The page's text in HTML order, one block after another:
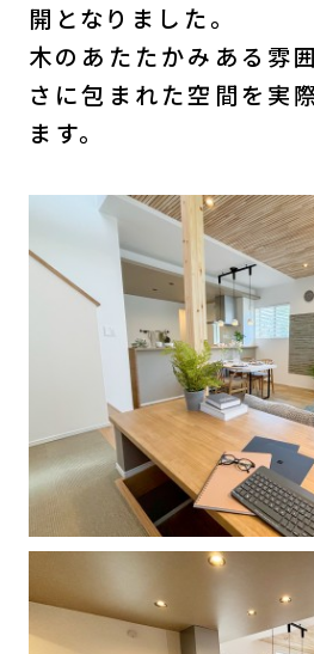
開となりました。
木のあたたかみある雰
さに包まれた空間を実
ます。